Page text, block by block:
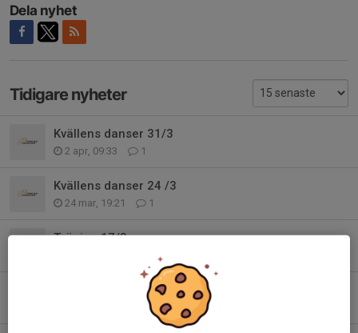
Dela nyhet
Tidigare nyheter
Kvällens danser 31/3
2 apr, 09:33 1
Kvällens danser 24 /3
24 mar, 19:21 1
Träning 17/3
Kvällens danser 17/3
0